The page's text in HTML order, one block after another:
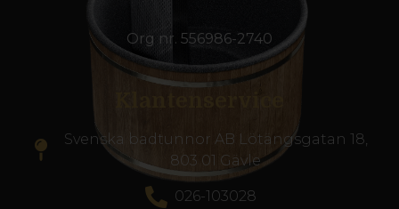
Org nr. 556986-2740
Svenska badtunnor AB Lötängsgatan 18,
803 01 Gävle
026-103028